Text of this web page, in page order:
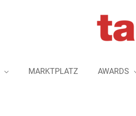
MARKTPLATZ AWARDS